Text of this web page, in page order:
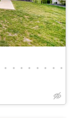
• • • • • • • •